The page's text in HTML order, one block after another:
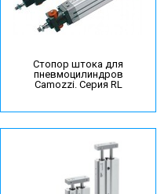
Стопор штока для
пневмоцилиндров
Camozzi. Серия RL